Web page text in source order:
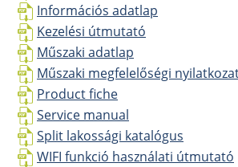
Információs adatlap
Kezelési útmutató
Műszaki adatlap
Műszaki megfelelőségi
Product fiche
Service manual
Split lakossági katalógus
WIFI funkció használati útmutató